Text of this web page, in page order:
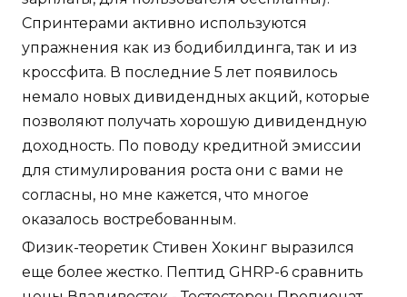
Спринтерами активно используются
упражнения как из бодибилдинга, так и из
кроссфита. В последние 5 лет появилось
немало новых дивидендных акций, которые
позволяют получать хорошую дивидендную
доходность. По поводу кредитной эмиссии
для стимулирования роста они с вами не
согласны, но мне кажется, что многое
оказалось востребованным.
Физик-теоретик Стивен Хокинг выразился
еще более жестко. Пептид GHRP-6 сравнить